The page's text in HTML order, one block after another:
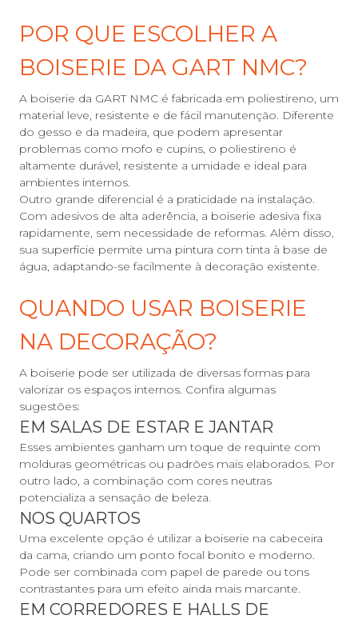
POR QUE ESCOLHER A
BOISERIE DA GART NMC?
A boiserie da GART NMC é fabricada em poliestireno, um
material leve, resistente e de fácil manutenção. Diferente
do gesso e da madeira, que podem apresentar
problemas como mofo e cupins, o poliestireno é
altamente durável, resistente a umidade e ideal para
ambientes internos.
Outro grande diferencial é a praticidade na instalação.
Com adesivos de alta aderência, a boiserie adesiva fixa
rapidamente, sem necessidade de reformas. Além disso,
sua superfície permite uma pintura com tinta à base de
água, adaptando-se facilmente à decoração existente.
QUANDO USAR BOISERIE
NA DECORAÇÃO?
A boiserie pode ser utilizada de diversas formas para
valorizar os espaços internos. Confira algumas
sugestões:
EM SALAS DE ESTAR E JANTAR
Esses ambientes ganham um toque de requinte com
molduras geométricas ou padrões mais elaborados. Por
outro lado, a combinação com cores neutras
potencializa a sensação de beleza.
NOS QUARTOS
Uma excelente opção é utilizar a boiserie na cabeceira
da cama, criando um ponto focal bonito e moderno.
Pode ser combinada com papel de parede ou tons
contrastantes para um efeito ainda mais marcante.
EM CORREDORES E HALLS DE